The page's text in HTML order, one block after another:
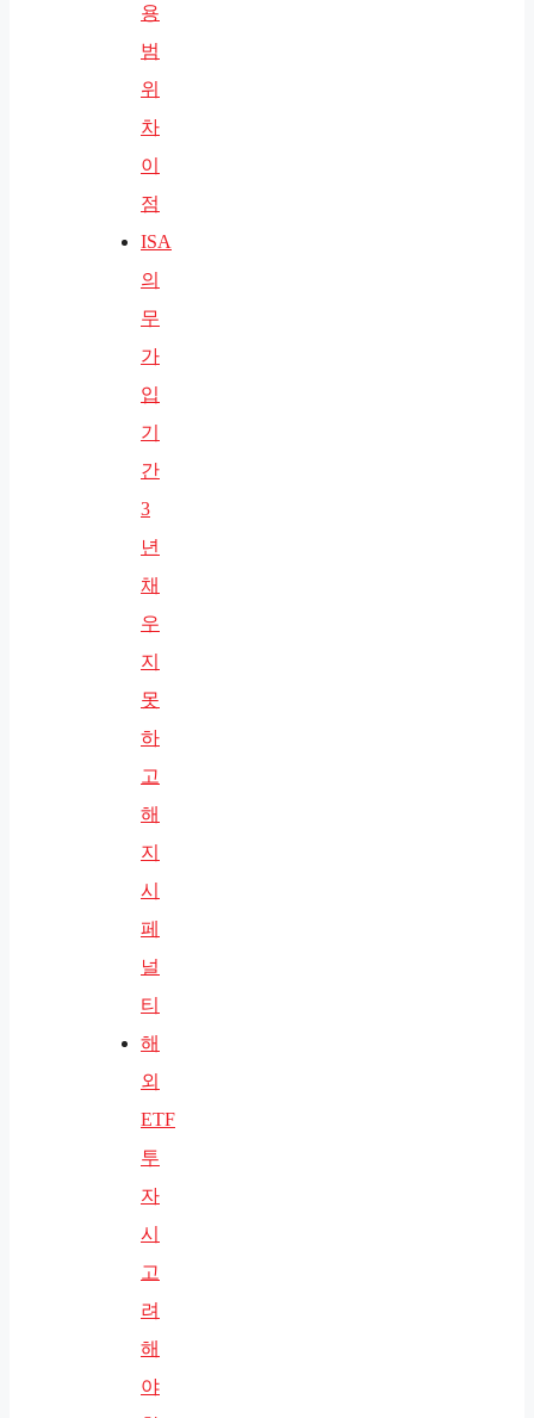
용
범
위
차
이
점
ISA
의
무
가
입
기
간
3
년
채
우
지
못
하
고
해
지
시
페
널
티
해
외
ETF
투
자
시
고
려
해
야